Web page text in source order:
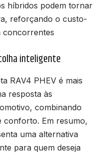
híbridos podem tornar
reforçando o custo-
concorrentes
inteligente
RAV4 PHEV é mais
resposta às
combinando
conforto. Em resumo,
uma alternativa
para quem deseja